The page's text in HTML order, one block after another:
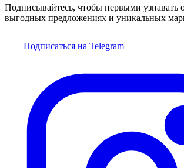
Подписывайтесь, чтобы первыми узнавать
выгодных предложениях и уникальных
Подписаться на Telegram